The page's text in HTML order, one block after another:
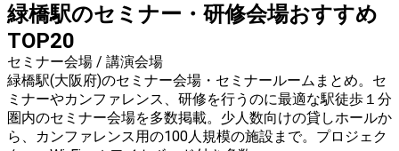
緑橋駅のセミナー・研修会場おすすめ
TOP20
セミナー会場 / 講演会場
緑橋駅(大阪府)のセミナー会場・セミナールームまとめ。セ
ミナーやカンファレンス、研修を行うのに最適な駅徒歩１分
圏内のセミナー会場を多数掲載。少人数向けの貸しホールか
ら、カンファレンス用の100人規模の施設まで。プロジェク